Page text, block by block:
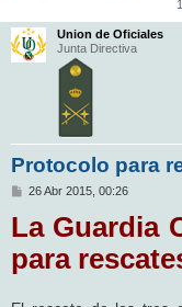
Union de Oficiales
Junta Directiva
Protocolo para
M
s
j
26 Abr 2015, 00:26
La Guardia
para